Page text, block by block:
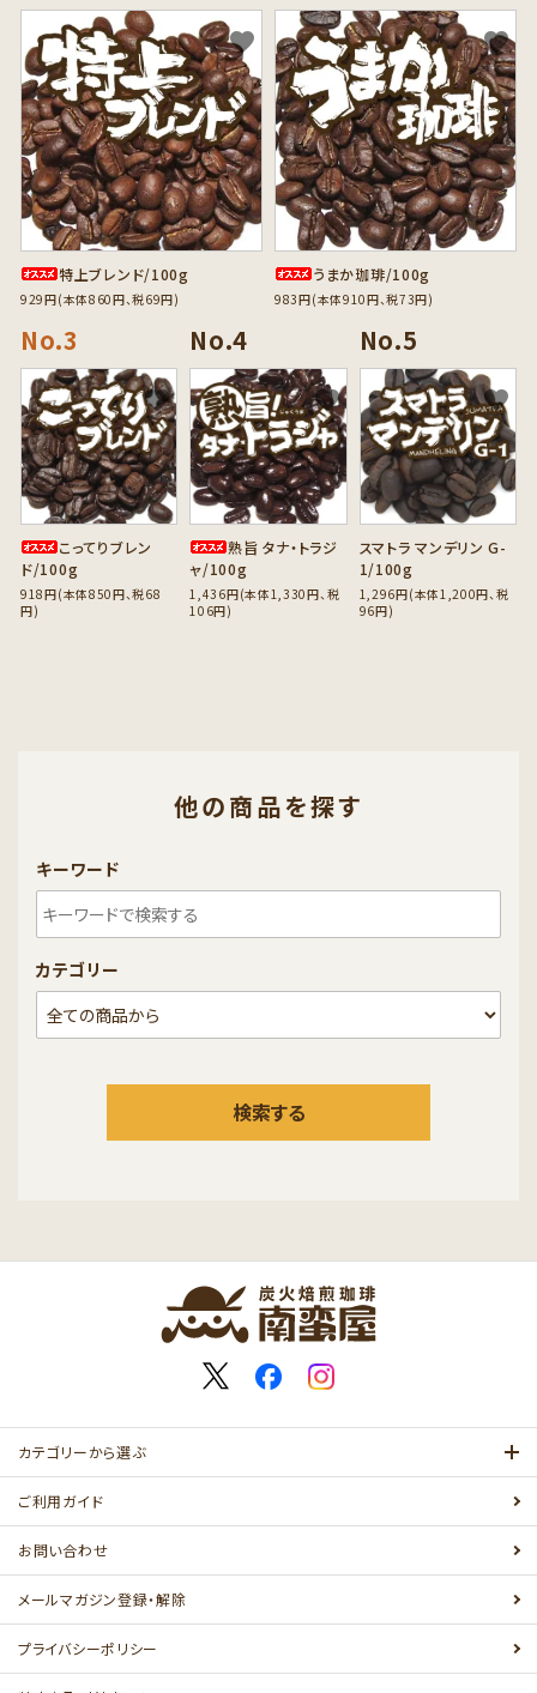
特上ブレンド/100g
929円(本体860円、税69円)
favorite
うまか珈琲/100g
983円(本体910円、税73円)
favorite
こってりブレン
ド/100g
918円(本体850円、税68
円)
favorite
熟旨 タナ・トラジ
ャ/100g
1,436円(本体1,330円、税
106円)
favorite
スマトラ マンデリン G-
1/100g
1,296円(本体1,200円、税
96円)
favorite
他の商品を探す
キーワード
カテゴリー
検索する
カテゴリーから選ぶ
ご利用ガイド
お問い合わせ
メールマガジン登録・解除
プライバシーポリシー